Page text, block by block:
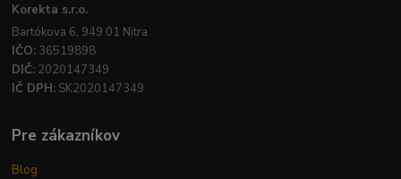
Korekta s.r.o.
Bartókova 6, 949 01 Nitra
IČO: 36519898
DIČ: 2020147349
IČ DPH: SK2020147349
Pre zákazníkov
Blog